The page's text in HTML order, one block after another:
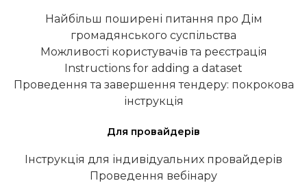
Найбільш поширені питання про Дім
громадянського суспільства
Можливості користувачів та реєстрація
Instructions for adding a dataset
Проведення та завершення тендеру: покрокова
інструкція
Для провайдерів
Інструкція для індивідуальних провайдерів
Проведення вебінару